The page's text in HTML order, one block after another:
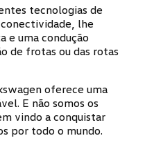
de dados.
dados pessoais para
comercializados pelas
Automotive
sociedades participadas
S.A. e pelas
tecnologias de
lhe
e uma condução
de frotas ou das rotas
oferece uma
E não somos os
vindo a conquistar
por todo o mundo.